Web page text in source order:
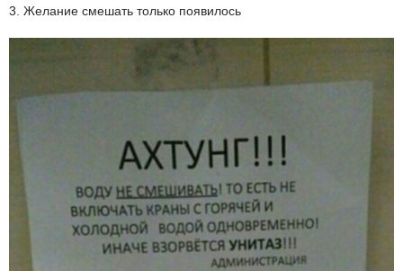
3. Желание смешать только появилось